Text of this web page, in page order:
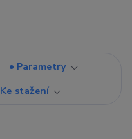
Parametry
Ke stažení